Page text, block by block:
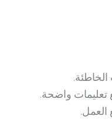
تعليمات واضحة.
العمل.